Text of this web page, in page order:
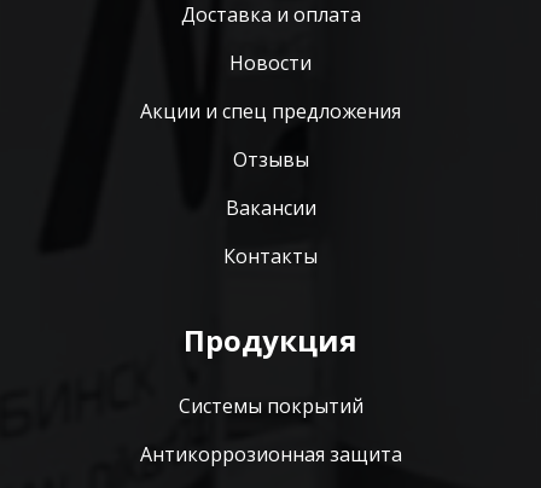
Доставка и оплата
Новости
Акции и спец предложения
Отзывы
Вакансии
Контакты
Продукция
Системы покрытий
Антикоррозионная защита